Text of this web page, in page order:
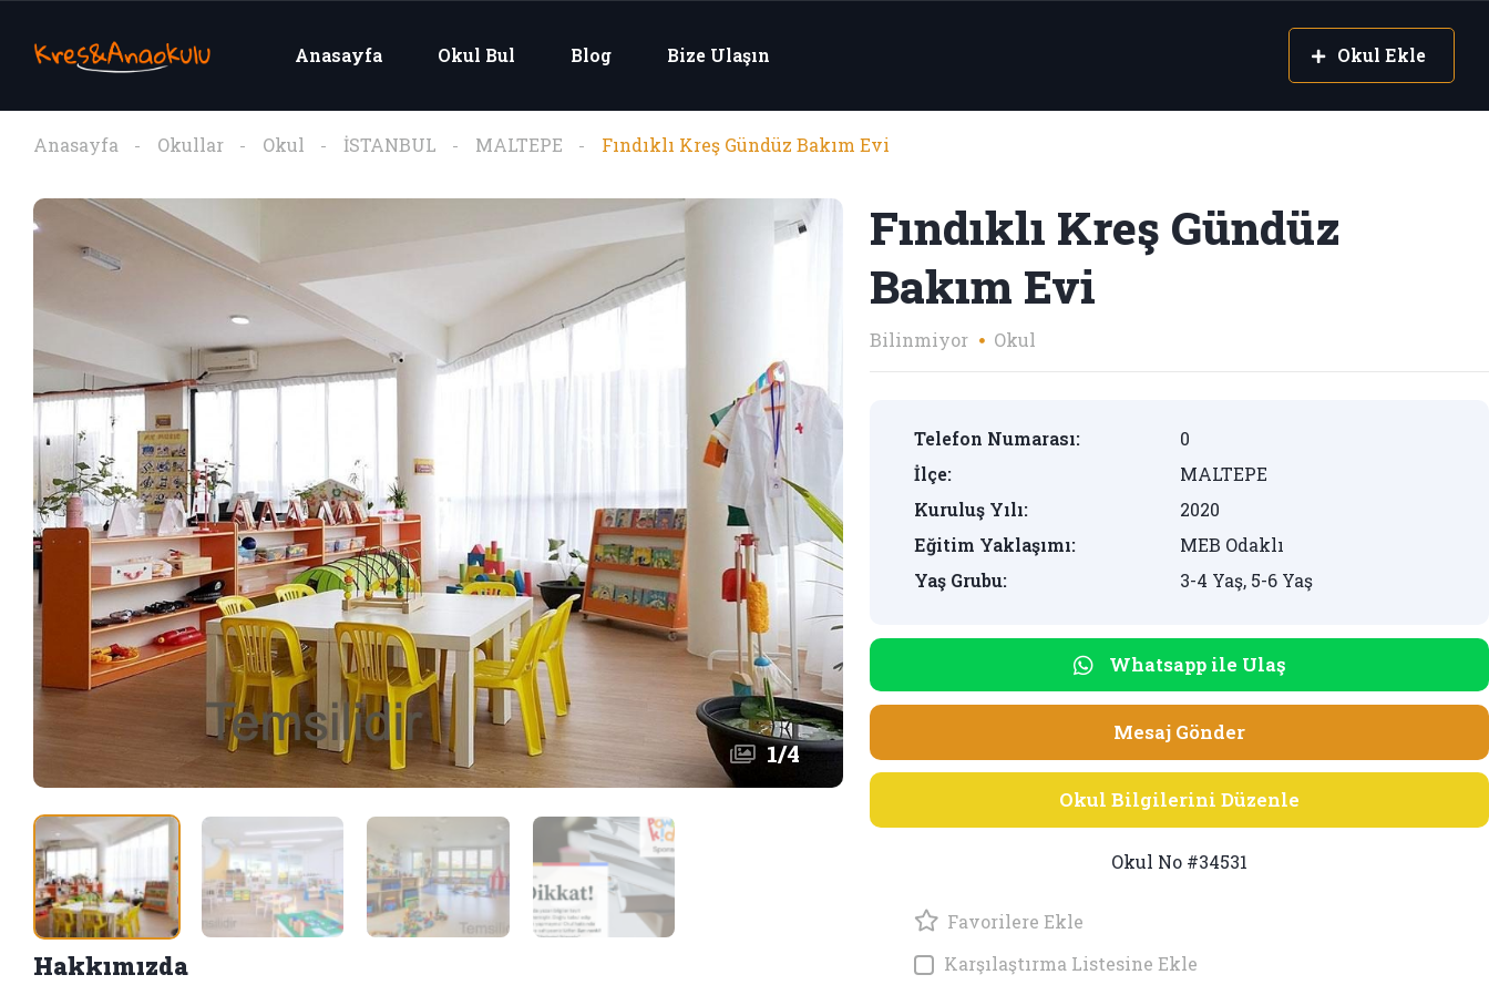
Anasayfa Okul Bul Blog Bize Ulaşın Okul Ekle
Anasayfa Okullar Okul İSTANBUL MALTEPE Fındıklı Kreş Gündüz Bakım Evi
1/4
Hakkımızda
Fındıklı Kreş Gündüz
Bakım Evi
Bilinmiyor Okul
Telefon Numarası:
0
İlçe:
MALTEPE
Kuruluş Yılı:
2020
Eğitim Yaklaşımı:
MEB Odaklı
Yaş Grubu:
3-4 Yaş, 5-6 Yaş
Whatsapp ile Ulaş
Mesaj Gönder
Okul Bilgilerini Düzenle
Okul No #34531
Favorilere Ekle
Karşılaştırma Listesine Ekle